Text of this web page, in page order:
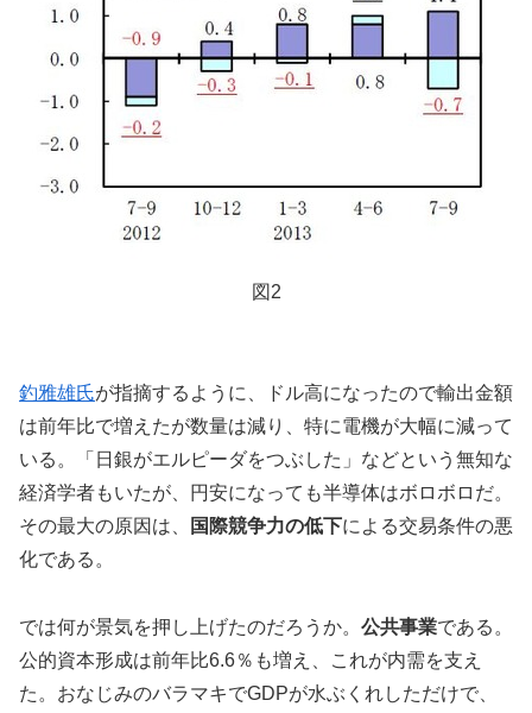
図2
釣雅雄氏が指摘するように、ドル高になったので輸出金額
は前年比で増えたが数量は減り、特に電機が大幅に減って
いる。「日銀がエルピーダをつぶした」などという無知な
経済学者もいたが、円安になっても半導体はボロボロだ。
その最大の原因は、
国際競争力の低下による交易条件の悪
化である。
では何が景気を押し上げたのだろうか。 公共事業である。
公的資本形成は前年比6.6％も増え、これが内需を支え
た。おなじみのバラマキでGDPが水ぶくれしただけで、